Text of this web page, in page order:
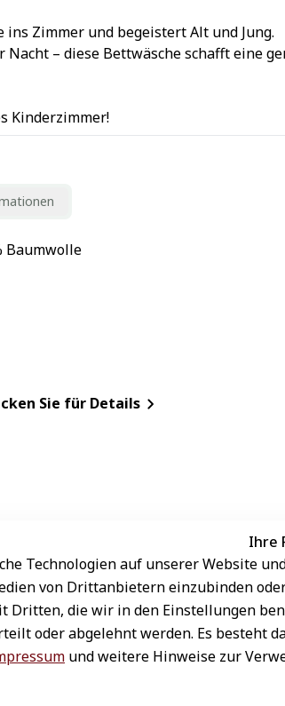
Zimmer und begeistert Alt und Jung.
– diese Bettwäsche schafft eine
Kinderzimmer!
Baumwolle
Sie für Details
Ihre
Technologien auf unserer Website
von Drittanbietern einzubinden
Dritten, die wir in den Einstellungen
oder abgelehnt werden. Es besteht
und weitere Hinweise zur
Service
Kontakt
Registrieren
Zahlung & Versand